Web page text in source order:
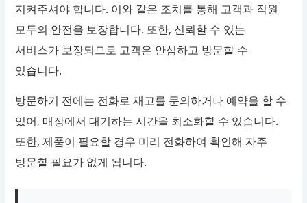
지켜주셔야 합니다. 이와 같은 조치를 통해 고객과 직원
모두의 안전을 보장합니다. 또한, 신뢰할 수 있는
서비스가 보장되므로 고객은 안심하고 방문할 수
있습니다.
방문하기 전에는 전화로 재고를 문의하거나 예약을 할 수
있어, 매장에서 대기하는 시간을 최소화할 수 있습니다.
또한, 제품이 필요할 경우 미리 전화하여 확인해 자주
방문할 필요가 없게 됩니다.